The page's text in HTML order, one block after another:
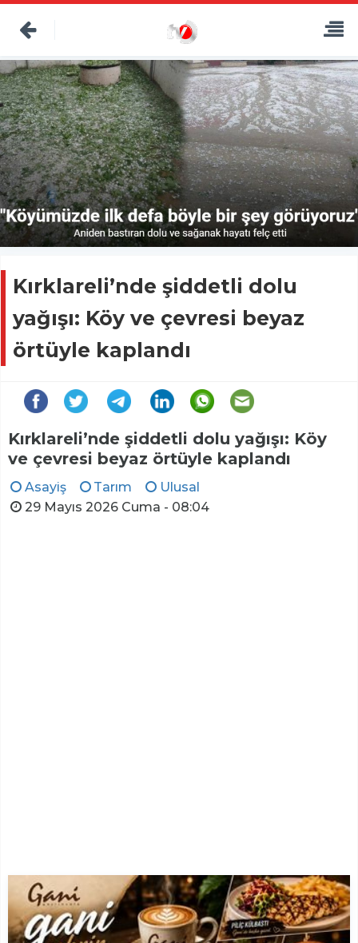
Kırklareli’nde şiddetli dolu
yağışı: Köy ve çevresi beyaz
örtüyle kaplandı
Kırklareli’nde şiddetli dolu yağışı: Köy
ve çevresi beyaz örtüyle kaplandı
Asayiş Tarım
Ulusal
29 Mayıs 2026 Cuma - 08:04